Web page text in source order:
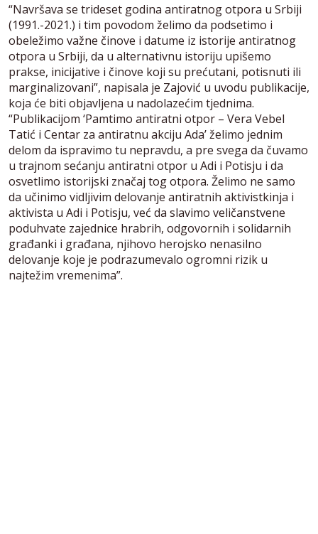
“Navršava se trideset godina antiratnog otpora u Srbiji
(1991.-2021.) i tim povodom želimo da podsetimo i
obeležimo važne činove i datume iz istorije antiratnog
otpora u Srbiji, da u alternativnu istoriju upišemo
prakse, inicijative i činove koji su prećutani, potisnuti ili
marginalizovani”, napisala je Zajović u uvodu publikacije,
koja će biti objavljena u nadolazećim tjednima.
“Publikacijom ‘Pamtimo antiratni otpor – Vera Vebel
Tatić i Centar za antiratnu akciju Ada’ želimo jednim
delom da ispravimo tu nepravdu, a pre svega da čuvamo
u trajnom sećanju antiratni otpor u Adi i Potisju i da
osvetlimo istorijski značaj tog otpora. Želimo ne samo
da učinimo vidljivim delovanje antiratnih aktivistkinja i
aktivista u Adi i Potisju, već da slavimo veličanstvene
poduhvate zajednice hrabrih, odgovornih i solidarnih
građanki i građana, njihovo herojsko nenasilno
delovanje koje je podrazumevalo ogromni rizik u
najtežim vremenima”.